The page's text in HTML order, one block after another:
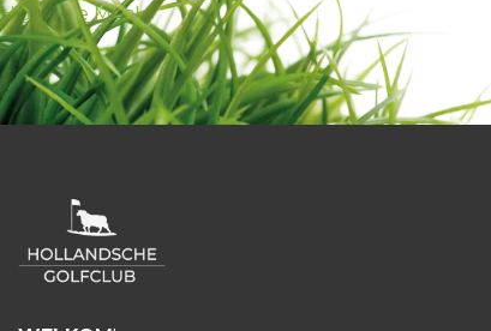
HGC Doe Mee!